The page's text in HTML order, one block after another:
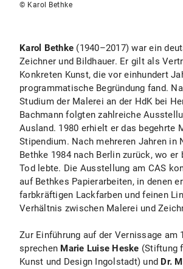
© Karol Bethke
Karol Bethke (1940–2017) war ein
Zeichner und Bildhauer. Er gilt als
Konkreten Kunst, die vor einhundert
programmatische Begründung fand.
Studium der Malerei an der HdK bei
Bachmann folgten zahlreiche
Ausland. 1980 erhielt er das begehrte
Stipendium. Nach mehreren Jahren in
Bethke 1984 nach Berlin zurück, wo er
Tod lebte. Die Ausstellung am CAS
auf Bethkes Papierarbeiten, in denen
farbkräftigen Lackfarben und feinen
Verhältnis zwischen Malerei und
Zur Einführung auf der Vernissage am
sprechen Marie Luise Heske (Stiftung
Kunst und Design Ingolstadt) und Dr.